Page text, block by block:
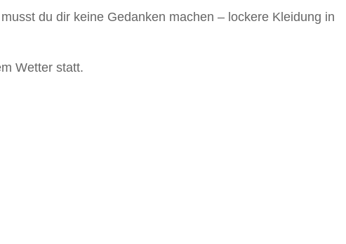
du dir keine Gedanken machen – lockere Kleidung in
Wetter statt.